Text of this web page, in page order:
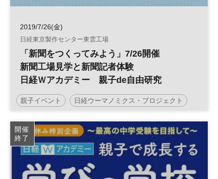
2019/7/26(金)
日経東京製作センター東雲工場
「新聞をつくってみよう」7/26開催
新聞工場見学と新聞記者体験
日経Ｗアカデミー 親子de自由研究
親子イベント 日経ウーマノミクス・プロジェクト
自由研究
開催
終了